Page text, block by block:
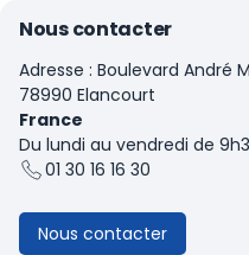
Nous contacter
Adresse : Boulevard André
78990 Elancourt
France
Du lundi au vendredi de
01 30 16 16 30
Nous contacter